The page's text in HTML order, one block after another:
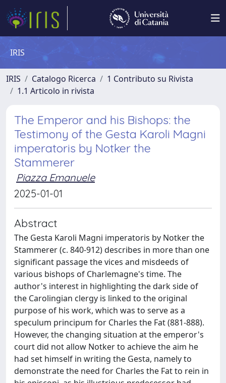
IRIS
IRIS Catalogo Ricerca
1 Contributo su Rivista
1.1 Articolo in rivista
The Emperor and his Bishops: the
Testimony of the Gesta Karoli Magni
imperatoris by Notker the
Stammerer
Piazza Emanuele
2025-01-01
Abstract
The Gesta Karoli Magni imperatoris by Notker the
Stammerer (c. 840-912) describes in more than one
significant passage the vices and misdeeds of
various bishops of Charlemagne's time. The
author's interest in highlighting the dark side of
the Carolingian clergy is linked to the original
purpose of his work, which was to serve as a
speculum principum for Charles the Fat (881-888).
However, the changing situation at the emperor's
court did not allow Notker to achieve the aim he
had set himself in writing the Gesta, namely to
demonstrate the need for Charles the Fat to rein in